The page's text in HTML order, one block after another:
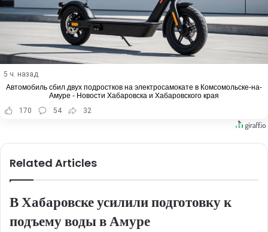
5 ч. назад
Автомобиль сбил двух подростков на электросамокате в Комсомольске-на-
Амуре - Новости Хабаровска и Хабаровского края
170
54 32
Related Articles
В Хабаровске усилили подготовку к
подъему воды в Амуре